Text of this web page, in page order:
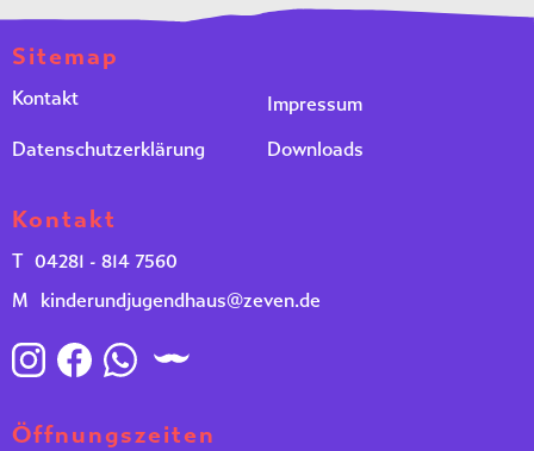
Sitemap
Kontakt
Impressum
Datenschutzerklärung
Downloads
Kontakt
T 04281 - 814 7560
M
kinderundjugendhaus@zeven.de
Öffnungszeiten